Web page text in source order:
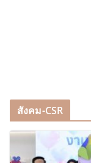
สังคม-CSR